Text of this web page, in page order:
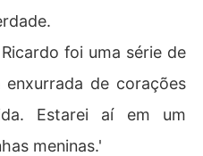
foi uma série de
enxurrada de corações
Estarei aí em um
meninas.'